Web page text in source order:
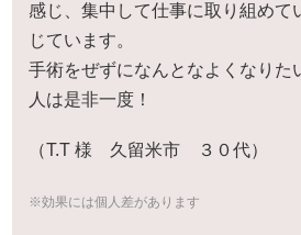
感じ、集中して仕事に取り組めて
じています。
手術をぜずになんとなよくなりた
人は是非一度！
（T.T 様 久留米市 ３０代）
※効果には個人差があります